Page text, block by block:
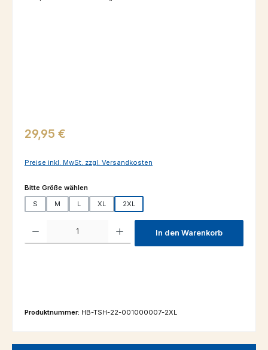
Regulärer Preis:
29,95 €
Preise inkl. MwSt. zzgl. Versandkosten
Bitte Größe wählenauswählen
S M L XL 2XL
Produkt Anzahl: Gib den gewünschten Wert ein oder benutze die
In den Warenkorb
Produktnummer: HB-TSH-22-001000007-2XL